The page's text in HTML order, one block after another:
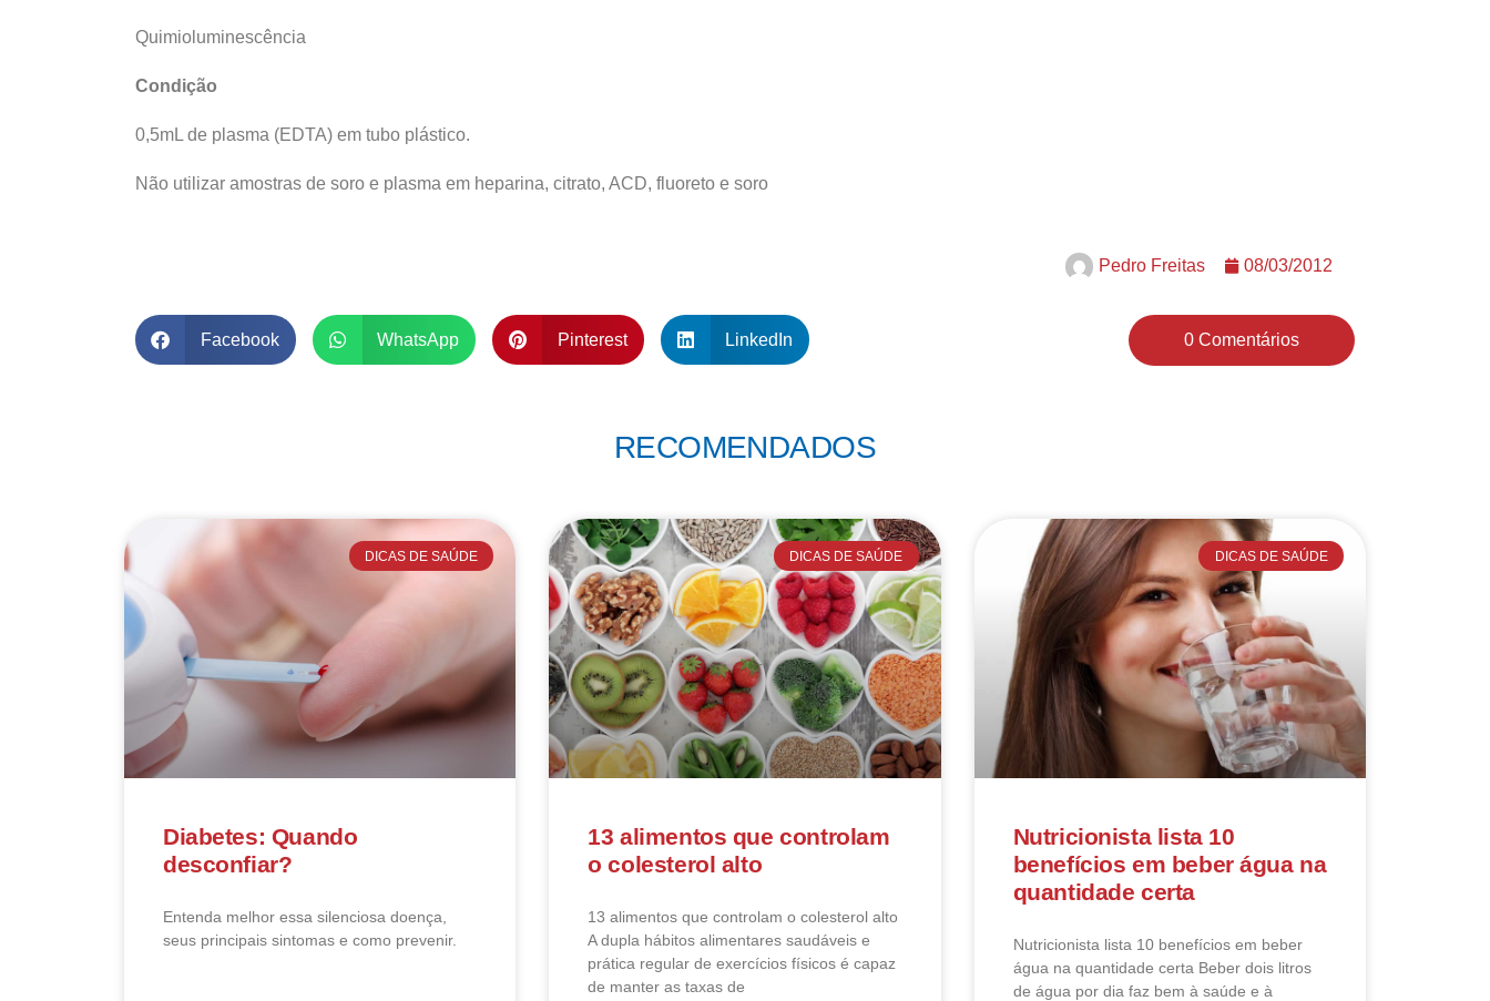
Quimioluminescência
Condição
0,5mL de plasma (EDTA) em tubo plástico.
Não utilizar amostras de soro e plasma em heparina, citrato, ACD, fluoreto e soro
Pedro Freitas 08/03/2012
Facebook WhatsApp Pinterest LinkedIn 0 Comentários
RECOMENDADOS
DICAS DE SAÚDE
Diabetes: Quando
desconfiar?
Entenda melhor essa silenciosa doença,
seus principais sintomas e como prevenir.
DICAS DE SAÚDE
13 alimentos que controlam
o colesterol alto
13 alimentos que controlam o colesterol alto​
A dupla hábitos alimentares saudáveis e
prática regular de exercícios físicos é capaz
de manter as taxas de
DICAS DE SAÚDE
Nutricionista lista 10
benefícios em beber água na
quantidade certa
Nutricionista lista 10 benefícios em beber
água na quantidade certa Beber dois litros
de água por dia faz bem à saúde e à